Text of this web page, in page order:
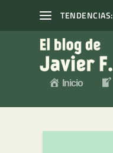
TENDENCIAS:
Inicio